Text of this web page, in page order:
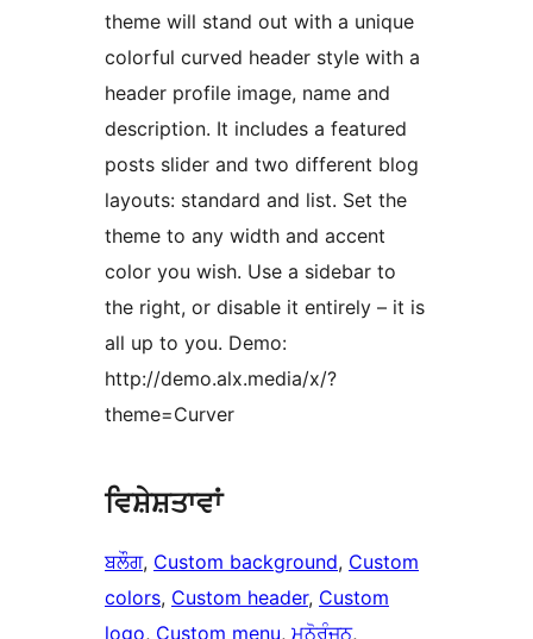
theme will stand out with a unique
colorful curved header style with a
header profile image, name and
description. It includes a featured
posts slider and two different blog
layouts: standard and list. Set the
theme to any width and accent
color you wish. Use a sidebar to
the right, or disable it entirely – it is
all up to you. Demo:
http://demo.alx.media/x/?
theme=Curver
ਵਿਸ਼ੇਸ਼ਤਾਵਾਂ
ਬਲੌਗ, Custom background, Custom
colors, Custom header, Custom
logo, Custom menu, ਮਨੋਰੰਜਨ